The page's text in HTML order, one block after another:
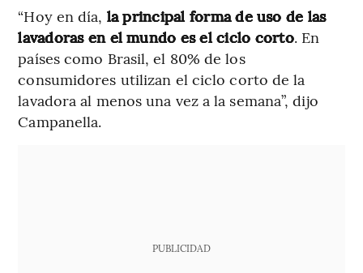
“Hoy en día, la principal forma de uso de las
lavadoras en el mundo es el ciclo corto. En
países como Brasil, el 80% de los
consumidores utilizan el ciclo corto de la
lavadora al menos una vez a la semana”, dijo
Campanella.
PUBLICIDAD